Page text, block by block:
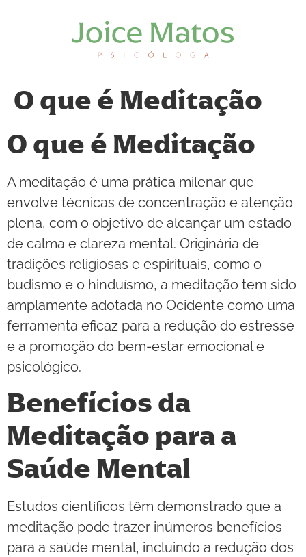
O que é Meditação
O que é Meditação
A meditação é uma prática milenar que
envolve técnicas de concentração e atenção
plena, com o objetivo de alcançar um estado
de calma e clareza mental. Originária de
tradições religiosas e espirituais, como o
budismo e o hinduísmo, a meditação tem sido
amplamente adotada no Ocidente como uma
ferramenta eficaz para a redução do estresse
e a promoção do bem-estar emocional e
psicológico.
Benefícios da
Meditação para a
Saúde Mental
Estudos científicos têm demonstrado que a
meditação pode trazer inúmeros benefícios
para a saúde mental, incluindo a redução dos